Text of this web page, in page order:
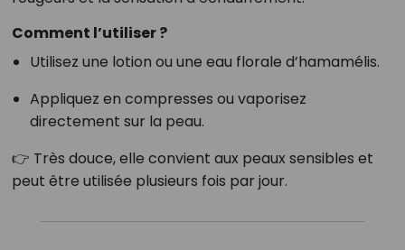
Comment l’utiliser ?
Utilisez une lotion ou une eau florale d’hamamélis.
Appliquez en compresses ou vaporisez
directement sur la peau.
👉 Très douce, elle convient aux peaux sensibles et
peut être utilisée plusieurs fois par jour.